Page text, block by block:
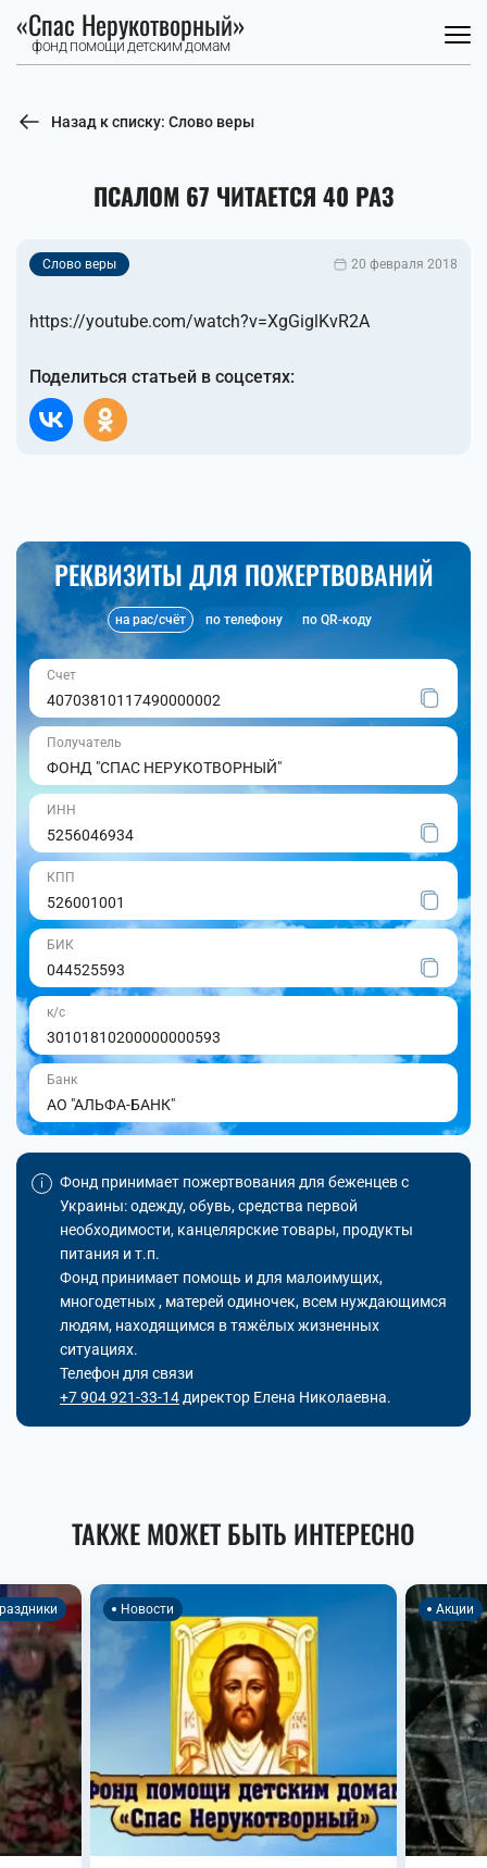
«Спас Нерукотворный»
фонд помощи детским домам
Назад к списку: Слово веры
ПСАЛОМ 67 ЧИТАЕТСЯ 40 РАЗ
Слово веры 20 февраля 2018
https://youtube.com/watch?v=XgGiglKvR2A
Поделиться статьей в соцсетях:
РЕКВИЗИТЫ ДЛЯ ПОЖЕРТВОВАНИЙ
на рас/счёт по телефону по QR-коду
Счет
40703810117490000002
Получатель
ФОНД "СПАС НЕРУКОТВОРНЫЙ"
ИНН
5256046934
КПП
526001001
БИК
044525593
к/с
30101810200000000593
Банк
АО "АЛЬФА-БАНК"
Фонд принимает пожертвования для беженцев с
Украины: одежду, обувь, средства первой
необходимости, канцелярские товары, продукты
питания и т.п.
Фонд принимает помощь и для малоимущих,
многодетных , матерей одиночек, всем нуждающимся
людям, находящимся в тяжёлых жизненных
ситуациях.
Телефон для связи
+7 904 921-33-14 директор Елена Николаевна.
ТАКЖЕ МОЖЕТ БЫТЬ ИНТЕРЕСНО
Новости Акции